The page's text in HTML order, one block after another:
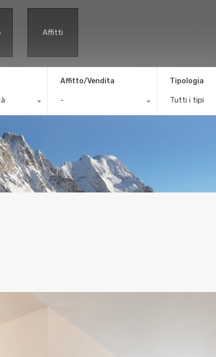
Affitti
Affitto/Vendita
-
Tipologia
Tutti i tipi